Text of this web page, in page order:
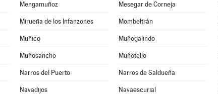
Mengamuñoz Mesegar de Corneja
Mirueña de los Infanzones Mombeltrán
Muñico Muñogalindo
Muñosancho Muñotello
Narros del Puerto Narros de Saldueña
Navadijos Navaescurial